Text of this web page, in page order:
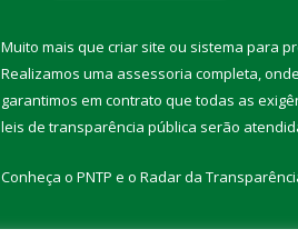
Muito mais que criar site ou sistema para
Realizamos uma assessoria completa, onde
garantimos em contrato que todas as
leis de transparência pública serão
Conheça o PNTP e o Radar da